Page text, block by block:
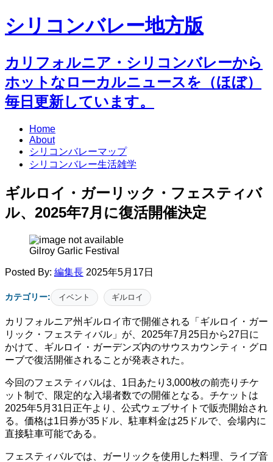
シリコンバレー地方版
カリフォルニア・シリコンバレーから
ホットなローカルニュースを（ほぼ）
毎日更新しています。
Home
About
シリコンバレーマップ
シリコンバレー生活雑学
ギルロイ・ガーリック・フェスティバ
ル、2025年7月に復活開催決定
Gilroy Garlic Festival
Posted By: 編集長 2025年5月17日
カテゴリー: イベント ギルロイ
カリフォルニア州ギルロイ市で開催される「ギルロイ・ガー
リック・フェスティバル」が、2025年7月25日から27日に
かけて、ギルロイ・ガーデンズ内のサウスカウンティ・グロ
ーブで復活開催されることが発表された。
今回のフェスティバルは、1日あたり3,000枚の前売りチケ
ット制で、限定的な入場者数での開催となる。チケットは
2025年5月31日正午より、公式ウェブサイトで販売開始され
る。価格は1日券が35ドル、駐車料金は25ドルで、会場内に
直接駐車可能である。
フェスティバルでは、ガーリックを使用した料理、ライブ音